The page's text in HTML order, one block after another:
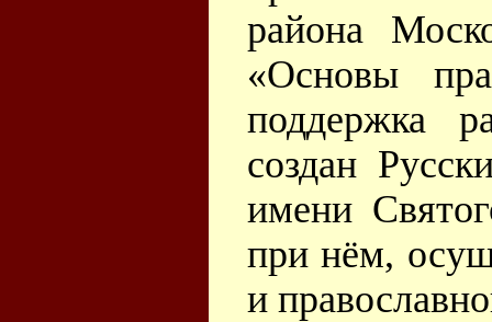
района
«Основы
поддержка
создан
имени
при нём,
и